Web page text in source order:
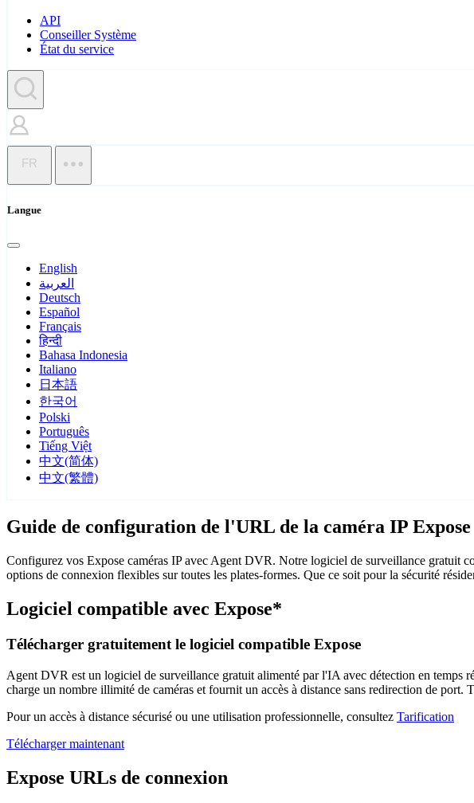
API
Conseiller Système
État du service
FR
Langue
English
العربية
Deutsch
Español
Français
हिन्दी
Bahasa Indonesia
Italiano
日本語
한국어
Polski
Português
Tiếng Việt
中文(简体)
中文(繁體)
Guide de configuration de l'URL de la caméra IP Expose
Configurez vos Expose caméras IP avec Agent DVR. Notre logiciel de surveillance gratuit
options de connexion flexibles sur toutes les plates-formes. Que ce soit pour la sécurité
Logiciel compatible avec Expose*
Télécharger gratuitement le logiciel compatible Expose
Agent DVR est un logiciel de surveillance gratuit alimenté par l'IA avec détection en temps
charge un nombre illimité de caméras et fournit un accès à distance sans redirection de
Pour un accès à distance sécurisé ou une utilisation professionnelle, consultez Tarification
Télécharger maintenant
Expose URLs de connexion